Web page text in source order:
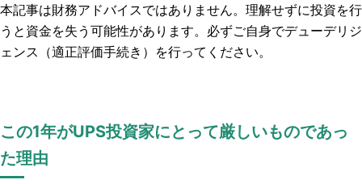
本記事は財務アドバイスではありません。理解せずに投資を行
うと資金を失う可能性があります。必ずご自身でデューデリジ
ェンス（適正評価手続き）を行ってください。
この1年がUPS投資家にとって厳しいものであっ
た理由